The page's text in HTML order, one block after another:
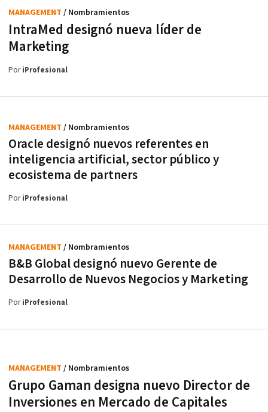
IntraMed designó nueva líder de
Marketing
MANAGEMENT / Nombramientos
PoriProfesional
Oracle designó nuevos referentes en
inteligencia artificial, sector público y
ecosistema de partners
MANAGEMENT / Nombramientos
PoriProfesional
B&B Global designó nuevo Gerente de
Desarrollo de Nuevos Negocios y Marketing
MANAGEMENT / Nombramientos
PoriProfesional
Grupo Gaman designa nuevo Director de
Inversiones en Mercado de Capitales
MANAGEMENT / Nombramientos